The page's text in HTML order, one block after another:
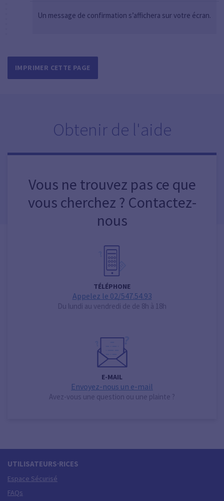
Un message de confirmation s’affichera sur votre écran.
IMPRIMER CETTE PAGE
Obtenir de l'aide
Vous ne trouvez pas ce que
vous cherchez ? Contactez-
nous
TÉLÉPHONE
Appelez le 02/547.54.93
Du lundi au vendredi de de 8h à 18h
E-MAIL
Envoyez-nous un e-mail
Avez-vous une question ou une plainte ?
UTILISATEURS·RICES
Espace Sécurisé
FAQs